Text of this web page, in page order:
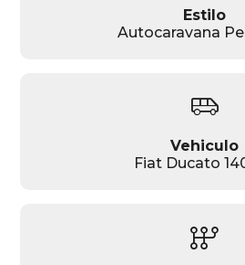
Estilo
Autocaravana
airport_shuttle
Vehiculo
Fiat Ducato
auto_transmission